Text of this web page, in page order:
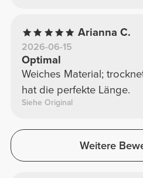
Arianna C.
2026-06-15
Optimal
Weiches Material;
hat die perfekte Länge.
Siehe Original
Weitere